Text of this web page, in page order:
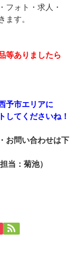
フォト・求人・
ます。
等ありましたら
予市エリアに
してくださいね！
・お問い合わせは下
当：菊池）